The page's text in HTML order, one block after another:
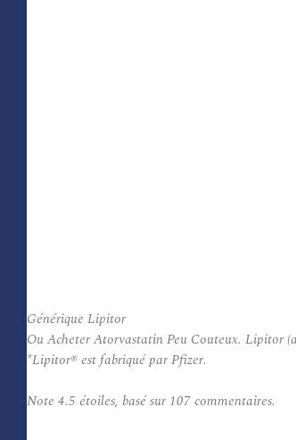
Générique Lipitor
Ou Acheter Atorvastatin Peu Couteux. Lipitor
*Lipitor® est fabriqué par Pfizer.
Note 4.5 étoiles, basé sur 107commentaires.